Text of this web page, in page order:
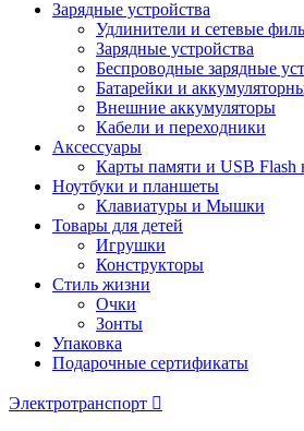
Зарядные устройства
Удлинители и сетевые
Зарядные устройства
Беспроводные зарядные
Батарейки и
Внешние аккумуляторы
Кабели и переходники
Аксессуары
Карты памяти и USB Flash
Ноутбуки и планшеты
Клавиатуры и Мышки
Товары для детей
Игрушки
Конструкторы
Стиль жизни
Очки
Зонты
Упаковка
Подарочные сертификаты
Электротранспорт